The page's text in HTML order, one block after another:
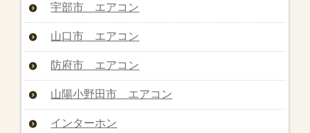
宇部市 エアコン
山口市 エアコン
防府市 エアコン
山陽小野田市 エアコン
インターホン